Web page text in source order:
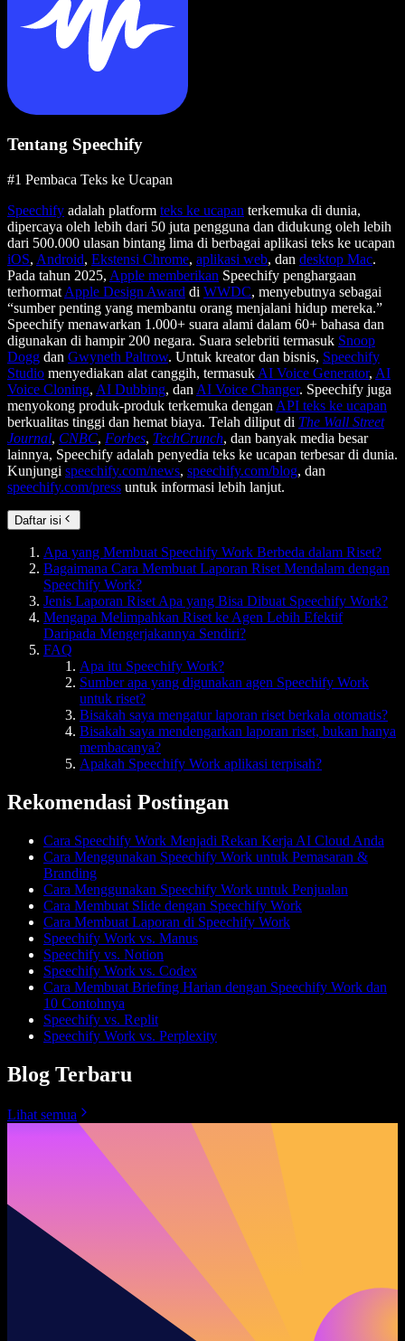
Tentang Speechify
#1 Pembaca Teks ke Ucapan
Speechify adalah platform teks ke ucapan terkemuka di dunia,
dipercaya oleh lebih dari 50 juta pengguna dan didukung oleh lebih
dari 500.000 ulasan bintang lima di berbagai aplikasi teks ke ucapan
iOS, Android, Ekstensi Chrome, aplikasi web, dan desktop Mac.
Pada tahun 2025, Apple memberikan Speechify penghargaan
terhormat Apple Design Award di WWDC, menyebutnya sebagai
“sumber penting yang membantu orang menjalani hidup mereka.”
Speechify menawarkan 1.000+ suara alami dalam 60+ bahasa dan
digunakan di hampir 200 negara. Suara selebriti termasuk Snoop
Dogg dan Gwyneth Paltrow. Untuk kreator dan bisnis, Speechify
Studio menyediakan alat canggih, termasuk AI Voice Generator, AI
Voice Cloning, AI Dubbing, dan AI Voice Changer. Speechify juga
menyokong produk-produk terkemuka dengan API teks ke ucapan
berkualitas tinggi dan hemat biaya. Telah diliput di The Wall Street
Journal, CNBC, Forbes, TechCrunch, dan banyak media besar
lainnya, Speechify adalah penyedia teks ke ucapan terbesar di dunia.
Kunjungi speechify.com/news, speechify.com/blog, dan
speechify.com/press untuk informasi lebih lanjut.
Daftar isi
Apa yang Membuat Speechify Work Berbeda dalam Riset?
Bagaimana Cara Membuat Laporan Riset Mendalam dengan
Speechify Work?
Jenis Laporan Riset Apa yang Bisa Dibuat Speechify Work?
Mengapa Melimpahkan Riset ke Agen Lebih Efektif
Daripada Mengerjakannya Sendiri?
FAQ
Apa itu Speechify Work?
Sumber apa yang digunakan agen Speechify Work
untuk riset?
Bisakah saya mengatur laporan riset berkala otomatis?
Bisakah saya mendengarkan laporan riset, bukan hanya
membacanya?
Apakah Speechify Work aplikasi terpisah?
Rekomendasi Postingan
Cara Speechify Work Menjadi Rekan Kerja AI Cloud Anda
Cara Menggunakan Speechify Work untuk Pemasaran &
Branding
Cara Menggunakan Speechify Work untuk Penjualan
Cara Membuat Slide dengan Speechify Work
Cara Membuat Laporan di Speechify Work
Speechify Work vs. Manus
Speechify vs. Notion
Speechify Work vs. Codex
Cara Membuat Briefing Harian dengan Speechify Work dan
10 Contohnya
Speechify vs. Replit
Speechify Work vs. Perplexity
Blog Terbaru
Lihat semua